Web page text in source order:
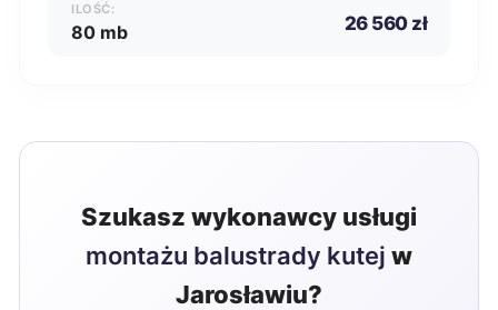
ILOŚĆ:
80 mb 26 560 zł
Szukasz wykonawcy usługi
montażu balustrady kutej w
Jarosławiu?